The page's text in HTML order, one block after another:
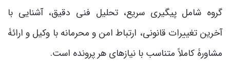
گروه شامل پیگیری سریع، تحلیل فنی دقیق، آشنایی با
آخرین تغییرات قانونی، ارتباط امن و محرمانه با وکیل و ارائۀ
مشاورۀ کاملاً متناسب با نیازهای هر پرونده است.